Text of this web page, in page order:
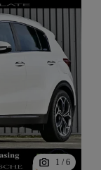
1 / 6